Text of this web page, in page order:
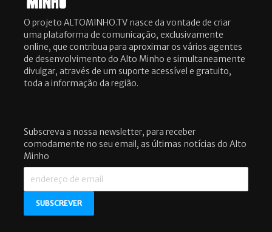
O projeto ALTOMINHO.TV nasce da vontade de criar
uma plataforma de comunicação, exclusivamente
online, que contribua para aproximar os vários agentes
de desenvolvimento do Alto Minho e simultaneamente
divulgar, através de um suporte acessível e gratuito,
toda a informação da região.
Subscreva a nossa newsletter, para receber
comodamente no seu email, as últimas notícias do Alto
Minho